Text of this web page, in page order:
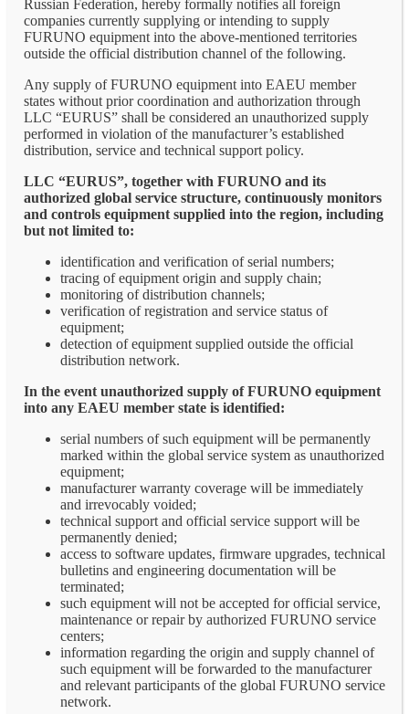
Russian Federation, hereby formally notifies all foreign
companies currently supplying or intending to supply
FURUNO equipment into the above-mentioned territories
outside the official distribution channel of the following.
Any supply of FURUNO equipment into EAEU member
states without prior coordination and authorization through
LLC “EURUS” shall be considered an unauthorized supply
performed in violation of the manufacturer’s established
distribution, service and technical support policy.
LLC “EURUS”, together with FURUNO and its
authorized global service structure, continuously monitors
and controls equipment supplied into the region, including
but not limited to:
identification and verification of serial numbers;
tracing of equipment origin and supply chain;
monitoring of distribution channels;
verification of registration and service status of
equipment;
detection of equipment supplied outside the official
distribution network.
In the event unauthorized supply of FURUNO equipment
into any EAEU member state is identified:
serial numbers of such equipment will be permanently
marked within the global service system as unauthorized
equipment;
manufacturer warranty coverage will be immediately
and irrevocably voided;
technical support and official service support will be
permanently denied;
access to software updates, firmware upgrades, technical
bulletins and engineering documentation will be
terminated;
such equipment will not be accepted for official service,
maintenance or repair by authorized FURUNO service
centers;
information regarding the origin and supply channel of
such equipment will be forwarded to the manufacturer
and relevant participants of the global FURUNO service
network.